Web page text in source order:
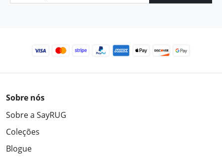
Sobre nós
Sobre a SayRUG
Coleções
Blogue